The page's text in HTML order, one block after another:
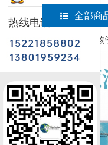
热线电话 全部商
首页 细胞生物